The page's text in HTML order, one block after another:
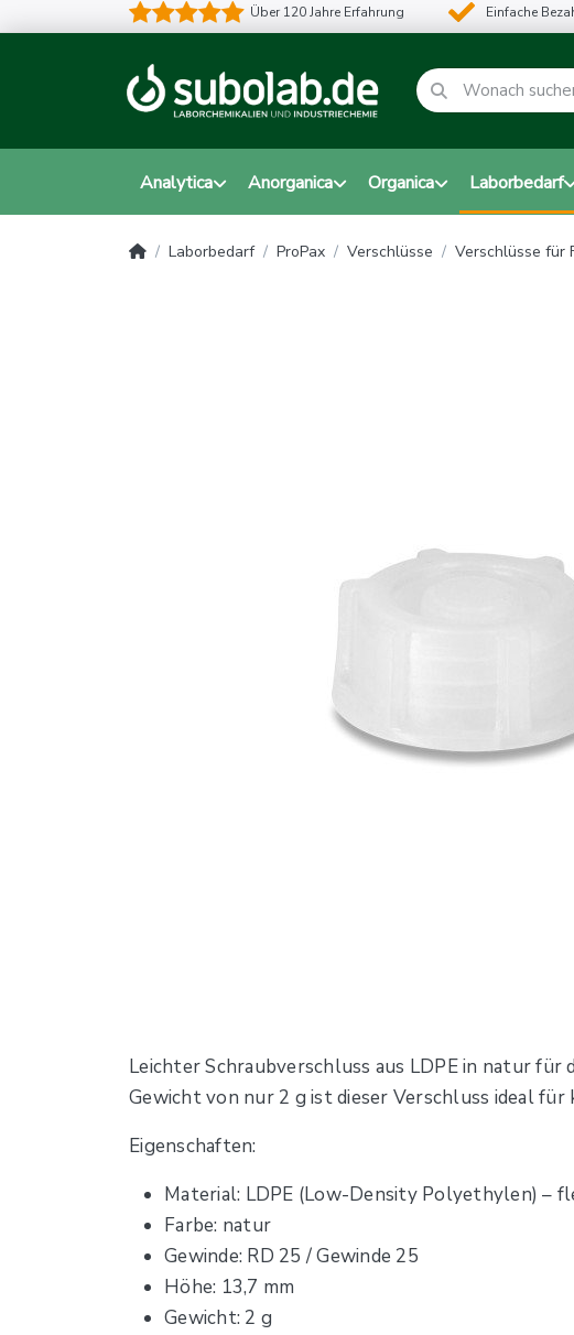
Über 120 Jahre Erfahrung Einfache
Analytica Anorganica Organica Laborbedarf
Laborbedarf ProPax Verschlüsse Verschlüsse für
Leichter Schraubverschluss aus LDPE in natur für
Gewicht von nur 2 g ist dieser Verschluss ideal
Eigenschaften:
Material: LDPE (Low-Density Polyethylen) –
Farbe: natur
Gewinde: RD 25 / Gewinde 25
Höhe: 13,7 mm
Gewicht: 2 g